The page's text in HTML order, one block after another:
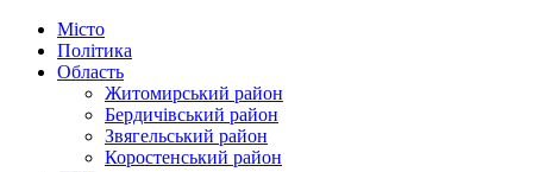
Місто
Політика
Область
Житомирський район
Бердичівський район
Звягельський район
Коростенський район